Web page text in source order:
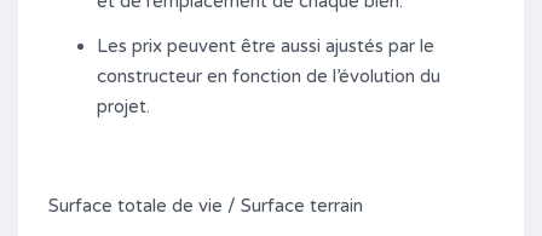
Les prix peuvent être aussi ajustés par le
constructeur en fonction de l’évolution du
projet.
Surface totale de vie / Surface terrain